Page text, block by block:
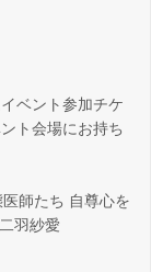
ベント参加チケ
ト会場にお持ち
師たち 自尊心を
羽紗愛